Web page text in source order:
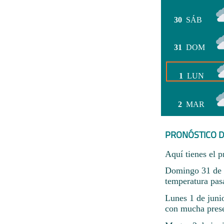
30 SÁB
31 DOM
1 LUN
2 MAR
PRONÓSTICO
Aquí tienes el
Domingo 31 de
temperatura
Lunes 1 de
con mucha